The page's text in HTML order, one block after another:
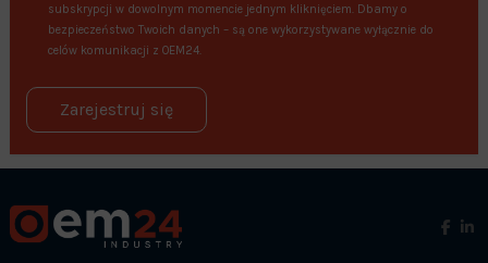
subskrypcji w dowolnym momencie jednym kliknięciem. Dbamy o
bezpieczeństwo Twoich danych – są one wykorzystywane wyłącznie do
celów komunikacji z OEM24.
Zarejestruj się